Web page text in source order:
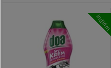
indirim